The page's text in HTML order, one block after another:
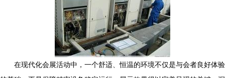
在现代化会展活动中，一个舒适、恒温的环境不仅是与会者良好体验